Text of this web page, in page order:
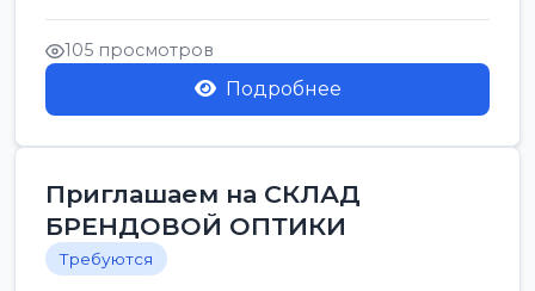
Колле ОП...
105 просмотров
Подробнее
Приглашаем на СКЛАД
БРЕНДОВОЙ ОПТИКИ
Требуются